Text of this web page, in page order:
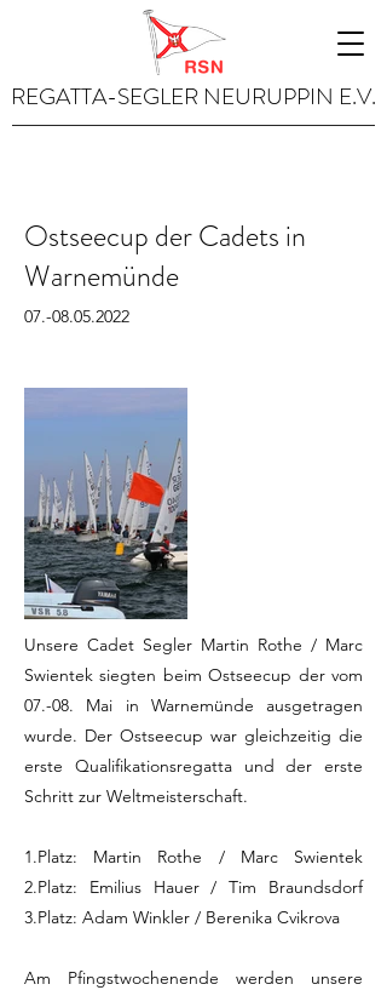
REGATTA-SEGLER NEURUPPIN E.V.
Ostseecup der Cadets in
Warnemünde
07.-08.05.2022
Unsere Cadet Segler Martin Rothe / Marc
Swientek siegten beim Ostseecup der vom
07.-08. Mai in Warnemünde ausgetragen
wurde. Der Ostseecup war gleichzeitig die
erste Qualifikationsregatta und der erste
Schritt zur Weltmeisterschaft.
1.Platz: Martin Rothe / Marc Swientek
2.Platz: Emilius Hauer / Tim Braundsdorf
3.Platz: Adam Winkler / Berenika Cvikrova
Am Pfingstwochenende werden unsere